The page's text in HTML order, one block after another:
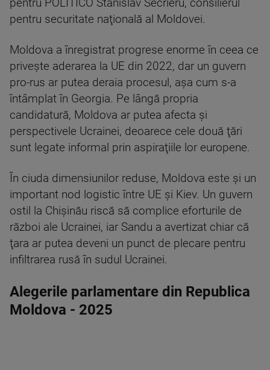
pentru POLITICO Stanislav Secrieru, consilierul
pentru securitate naţională al Moldovei.
Moldova a înregistrat progrese enorme în ceea ce
priveşte aderarea la UE din 2022, dar un guvern
pro-rus ar putea deraia procesul, aşa cum s-a
întâmplat în Georgia. Pe lângă propria
candidatură, Moldova ar putea afecta şi
perspectivele Ucrainei, deoarece cele două ţări
sunt legate informal prin aspiraţiile lor europene.
În ciuda dimensiunilor reduse, Moldova este şi un
important nod logistic între UE şi Kiev. Un guvern
ostil la Chişinău riscă să complice eforturile de
război ale Ucrainei, iar Sandu a avertizat chiar că
ţara ar putea deveni un punct de plecare pentru
infiltrarea rusă în sudul Ucrainei.
Alegerile parlamentare din Republica
Moldova - 2025